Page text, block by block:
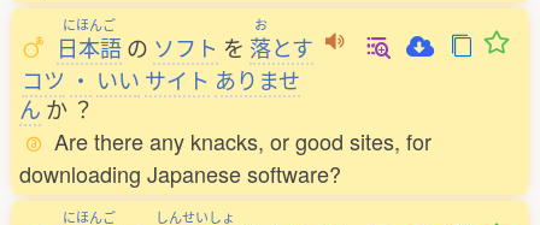
にほんご
日本語の ソフト を
お
落とす
コツ ・ いい サイト ありませ
ん か ？
Are there any knacks, or good sites, for
downloading Japanese software?
にほんご しんせいしょ